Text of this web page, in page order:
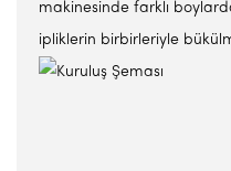
makinesinde farklı
ipliklerin birbirleriyle